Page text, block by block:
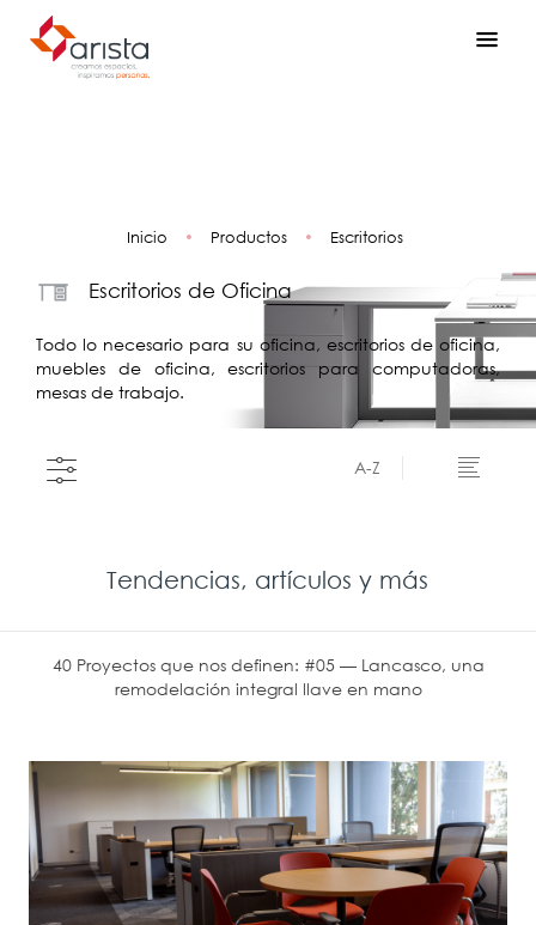
Inicio • Productos • Escritorios
Escritorios de Oficina
Todo lo necesario para su oficina, escritorios de oficina,
muebles de oficina, escritorios para computadoras,
mesas de trabajo.
A-Z
Tendencias, artículos y más
40 Proyectos que nos definen: #05 — Lancasco, una
remodelación integral llave en mano